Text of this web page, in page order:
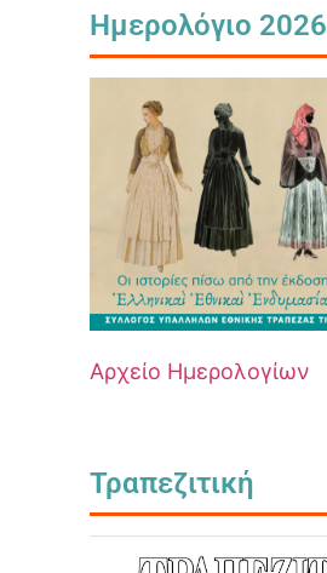
Ημερολόγιο 2026
Αρχείο Ημερολογίων
Τραπεζιτική